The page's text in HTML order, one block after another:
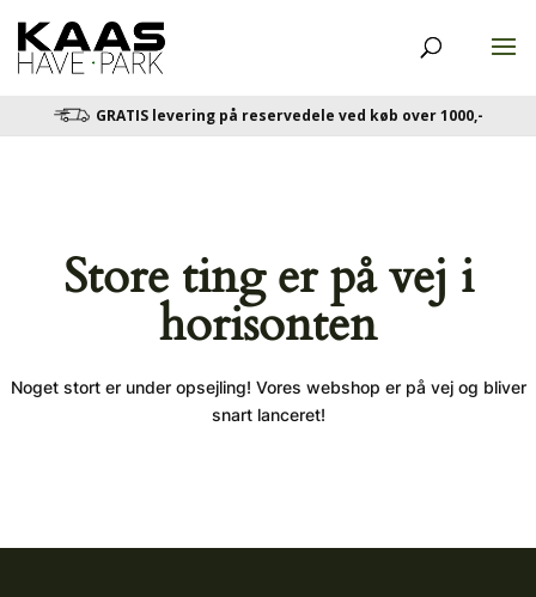
GRATIS levering på reservedele ved køb over 1000,-
Store ting er på vej i
horisonten
Noget stort er under opsejling! Vores webshop er på vej og bliver
snart lanceret!